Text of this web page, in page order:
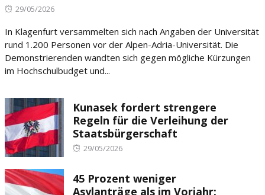
Posted
29/05/2026
In Klagenfurt versammelten sich nach Angaben der Universität
rund 1.200 Personen vor der Alpen-Adria-Universität. Die
Demonstrierenden wandten sich gegen mögliche Kürzungen
im Hochschulbudget und...
Kunasek fordert strengere
Regeln für die Verleihung der
Staatsbürgerschaft
Posted
29/05/2026
45 Prozent weniger
Asylanträge als im Vorjahr: